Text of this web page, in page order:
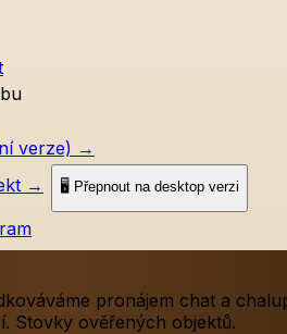
verze) →
→ 🖥️ Přepnout na desktop verzi
pronájem chat a
Stovky ověřených objektů.